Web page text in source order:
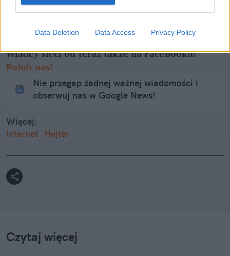
Data Deletion Data Access Privacy Policy
Łupiemy carski beton! Drytooling
pod Warszawą (Janówek Pierwszy) |
Władcy sieci od teraz także na Facebooku!
Polub nas!
Nie przegap żadnej ważnej wiadomości i
obserwuj nas w Google News!
Więcej:
Internet
Hejter
Czytaj więcej